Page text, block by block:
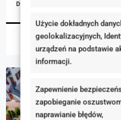
Użycie dokładnych
geolokalizacyjnych,
urządzeń na podstawie
informacji.
Zapewnienie
zapobieganie
naprawianie błędów,
DOMY, NIERUCHOMOŚCI
Martyna Wasiak